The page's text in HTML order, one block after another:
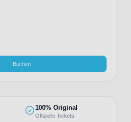
Buchen
100% Original
Offizielle Tickets